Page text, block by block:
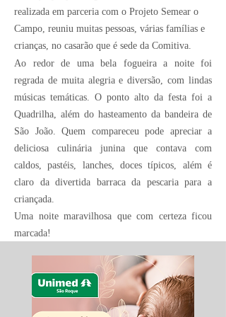
realizada em parceria com o Projeto Semear o
Campo, reuniu muitas pessoas, várias famílias e
crianças, no casarão que é sede da Comitiva.
Ao redor de uma bela fogueira a noite foi
regrada de muita alegria e diversão, com lindas
músicas temáticas. O ponto alto da festa foi a
Quadrilha, além do hasteamento da bandeira de
São João. Quem compareceu pode apreciar a
deliciosa culinária junina que contava com
caldos, pastéis, lanches, doces típicos, além é
claro da divertida barraca da pescaria para a
criançada.
Uma noite maravilhosa que com certeza ficou
marcada!